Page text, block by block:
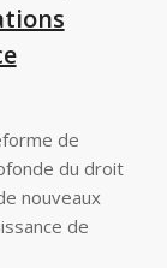
de
du droit
nouveaux
de